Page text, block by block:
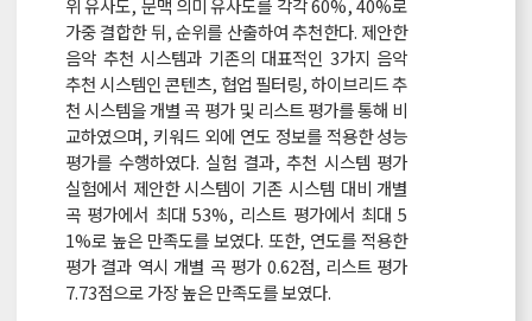
가중 결합한 뒤, 순위를 산출하여 추천한다. 제안한
음악 추천 시스템과 기존의 대표적인 3가지 음악
추천 시스템인 콘텐츠, 협업 필터링, 하이브리드 추
천 시스템을 개별 곡 평가 및 리스트 평가를 통해 비
교하였으며, 키워드 외에 연도 정보를 적용한 성능
평가를 수행하였다. 실험 결과, 추천 시스템 평가
실험에서 제안한 시스템이 기존 시스템 대비 개별
곡 평가에서 최대 53%, 리스트 평가에서 최대 5
1%로 높은 만족도를 보였다. 또한, 연도를 적용한
평가 결과 역시 개별 곡 평가 0.62점, 리스트 평가
7.73점으로 가장 높은 만족도를 보였다.